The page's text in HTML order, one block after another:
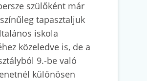
szülőként már
tapasztaljuk
iskola
közeledve is, de a
9.-be való
különösen